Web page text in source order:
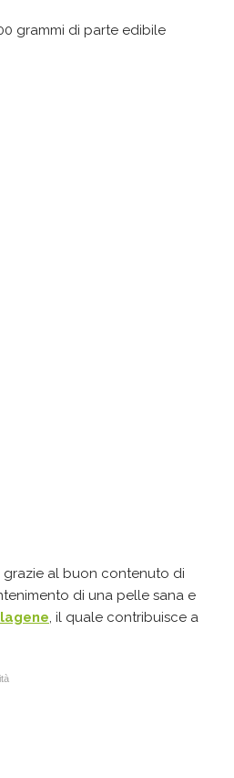
grammi di parte edibile
grazie al buon contenuto di
di una pelle sana e
, il quale contribuisce a